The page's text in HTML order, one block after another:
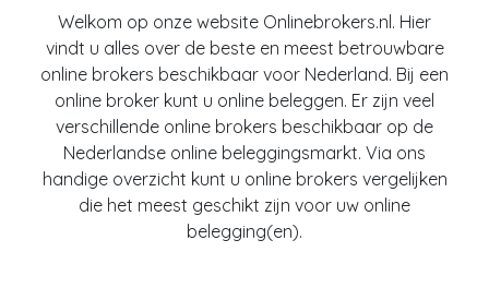
Welkom op onze website Onlinebrokers.nl. Hier
vindt u alles over de beste en meest betrouwbare
online brokers beschikbaar voor Nederland. Bij een
online broker kunt u online beleggen. Er zijn veel
verschillende online brokers beschikbaar op de
Nederlandse online beleggingsmarkt. Via ons
handige overzicht kunt u online brokers vergelijken
die het meest geschikt zijn voor uw online
belegging(en).